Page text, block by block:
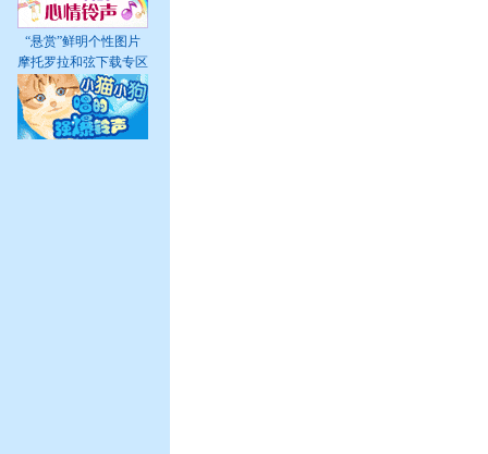
“悬赏”鲜明个性图片
摩托罗拉和弦下载专区